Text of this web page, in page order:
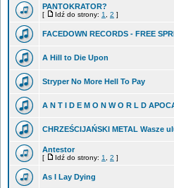
PANTOKRATOR?
[ Idź do strony: 1 2 ]
FACEDOWN RECORDS - FREE
A Hill to Die Upon
Stryper No More Hell To Pay
A N T I D E M O N W O R L D
CHRZEŚCIJAŃSKI METAL Wasze
Antestor
[ Idź do strony: 1 2 ]
As I Lay Dying